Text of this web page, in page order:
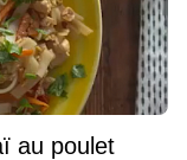
au poulet